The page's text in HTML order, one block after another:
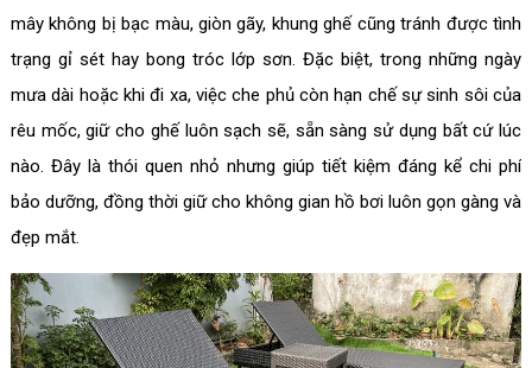
mây không bị bạc màu, giòn gãy, khung ghế cũng tránh được tình
trạng gỉ sét hay bong tróc lớp sơn. Đặc biệt, trong những ngày
mưa dài hoặc khi đi xa, việc che phủ còn hạn chế sự sinh sôi của
rêu mốc, giữ cho ghế luôn sạch sẽ, sẵn sàng sử dụng bất cứ lúc
nào. Đây là thói quen nhỏ nhưng giúp tiết kiệm đáng kể chi phí
bảo dưỡng, đồng thời giữ cho không gian hồ bơi luôn gọn gàng và
đẹp mắt.